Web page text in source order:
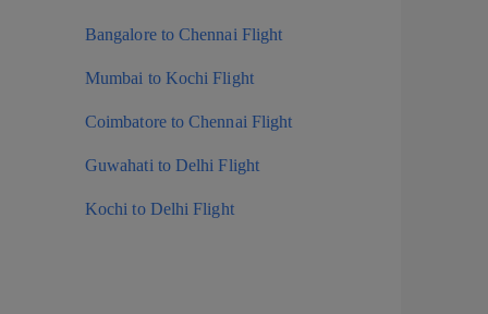
Bangalore to Chennai Flight
Mumbai to Kochi Flight
Coimbatore to Chennai Flight
Guwahati to Delhi Flight
Kochi to Delhi Flight